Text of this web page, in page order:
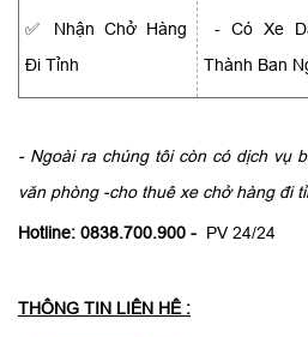
✅ Nhận Chở Hàng
Đi Tỉnh
- Có Xe
Thành Ban
- Ngoài ra chúng tôi còn có dịch vụ
văn phòng -cho thuê xe chở hàng đi
Hotline: 0838.700.900 - PV 24/24
THÔNG TIN LIÊN HÊ :